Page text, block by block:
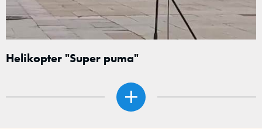
Helikopter "Super puma"